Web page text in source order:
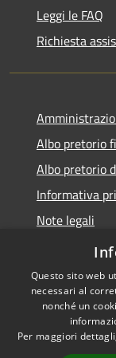
Leggi le FAQ
Richiesta
Albo pretorio
Albo pretorio
Informativa
Note legali
Accessibilità
Questo sito web
necessari al
nonché un
Per maggiori